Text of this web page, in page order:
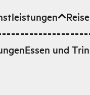
Essen und